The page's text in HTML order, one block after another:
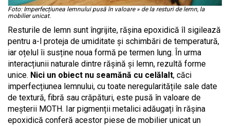
Foto: Imperfecțiunea lemnului pusă în valoare » de la resturi de lemn, la
mobilier unicat.
Resturile de lemn sunt îngrijite, rășina epoxidică îl sigilează
pentru a-l proteja de umiditate și schimbări de temperatură,
iar oțelul îi susține noua formă pe termen lung. În urma
interacțiunii naturale dintre rășină și lemn, rezultă forme
unice. Nici un obiect nu seamănă cu celălalt, căci
imperfecțiunea lemnului, cu toate neregularitățile sale date
de textură, fibră sau crăpături, este pusă în valoare de
meșterii MOTH. Iar pigmenții metalici adăugați în rășina
epoxidică conferă acestor piese de mobilier unicat un